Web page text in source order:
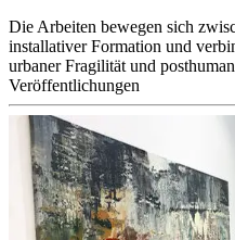
Die Arbeiten bewegen sich
installativer Formation und
urbaner Fragilität und
Veröffentlichungen